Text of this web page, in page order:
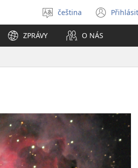
Vybrat
jazyk
čeština
nové
ZPRÁVY O NÁS